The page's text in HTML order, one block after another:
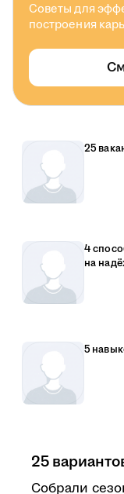
Советы для
построения
25
4
на
5
25
Собрали